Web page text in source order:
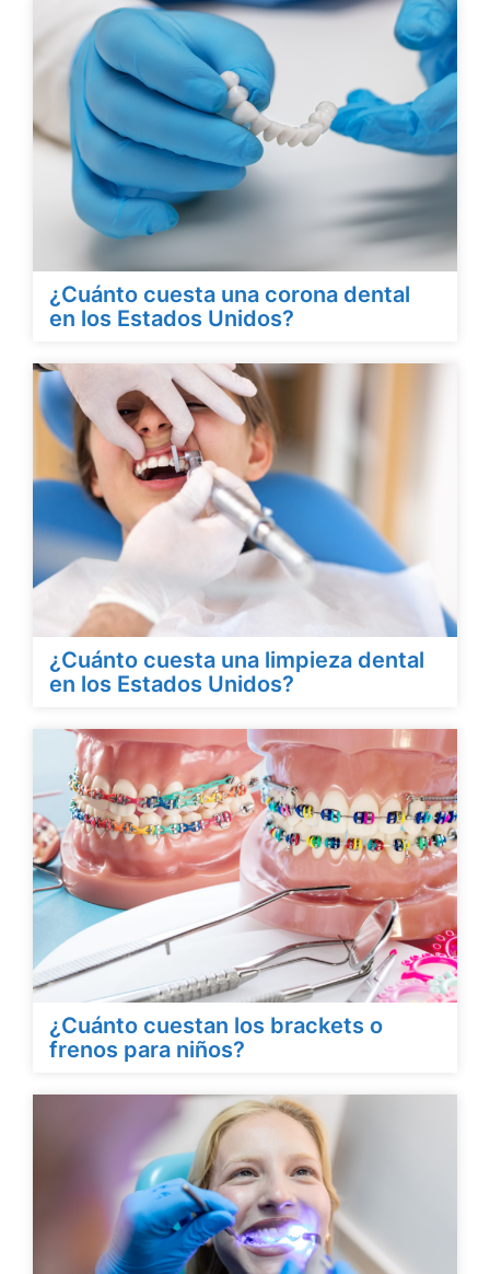
¿Cuánto cuesta una corona dental
en los Estados Unidos?
¿Cuánto cuesta una limpieza dental
en los Estados Unidos?
¿Cuánto cuestan los brackets o
frenos para niños?